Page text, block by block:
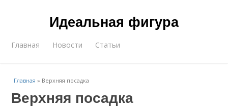
Идеальная фигура
Главная Новости Статьи
Главная » Верхняя посадка
Верхняя посадка